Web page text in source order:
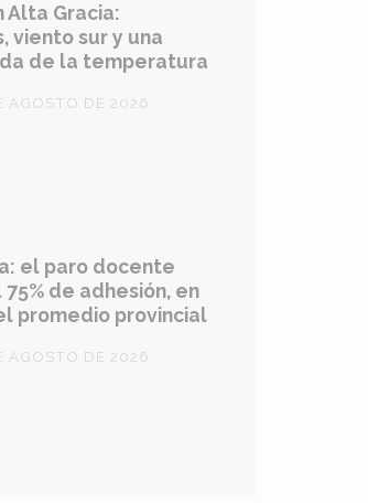
Alta Gracia:
viento sur y una
de la temperatura
AGOSTO DE 2026
el paro docente
de adhesión, en
promedio provincial
AGOSTO DE 2026